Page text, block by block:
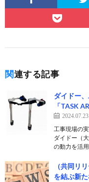
関連する記事
ダイドー
「TASK
2024.07.23
工事現場の
ダイドー（
の動力を活
（共同リ
を結ぶ新